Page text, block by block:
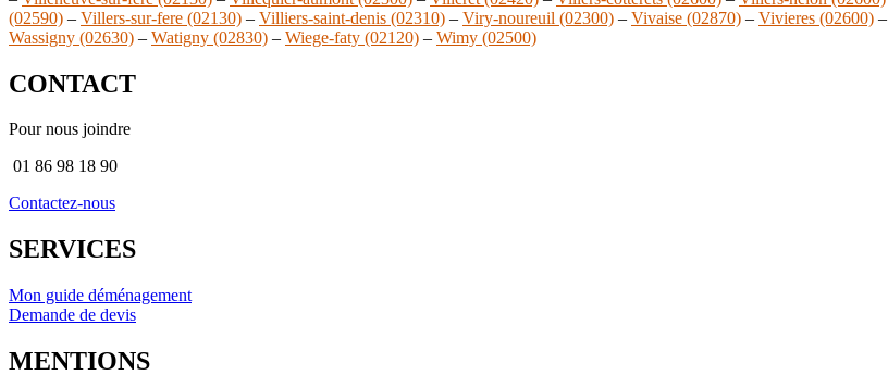
(02590) – Villers-sur-fere (02130) – Villiers-saint-denis (02310) – Viry-noureuil (02300) – Vivaise (02870) – Vivieres (02600) –
Wassigny (02630) – Watigny (02830) – Wiege-faty (02120) – Wimy (02500)
CONTACT
Pour nous joindre
01 86 98 18 90
Contactez-nous
SERVICES
Mon guide déménagement
Demande de devis
MENTIONS